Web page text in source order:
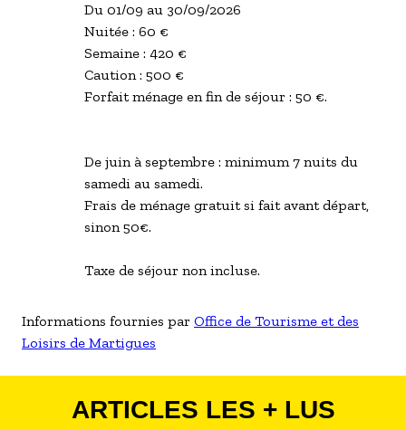
Du 01/09 au 30/09/2026
Nuitée : 60 €
Semaine : 420 €
Caution : 500 €
Forfait ménage en fin de séjour : 50 €.
De juin à septembre : minimum 7 nuits du
samedi au samedi.
Frais de ménage gratuit si fait avant départ,
sinon 50€.
Taxe de séjour non incluse.
Informations fournies par Office de Tourisme et des
Loisirs de Martigues
ARTICLES LES + LUS